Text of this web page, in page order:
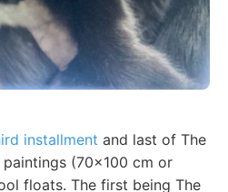
installment and last of The
(70x100 cm or
floats. The first being The